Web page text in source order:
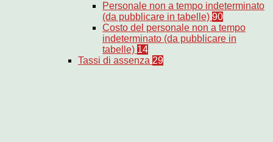
Personale non a tempo indeterminato
(da pubblicare in tabelle) 90
Costo del personale non a tempo
indeterminato (da pubblicare in
tabelle) 14
Tassi di assenza 29